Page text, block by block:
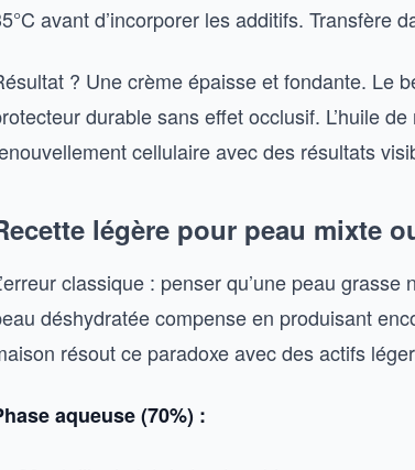
avant d’incorporer les additifs. Transfère
? Une crème épaisse et fondante. Le
durable sans effet occlusif. L’huile
cellulaire avec des résultats
légère pour peau mixte
classique : penser qu’une peau grasse
déshydratée compense en produisant
résout ce paradoxe avec des actifs
aqueuse (70%) :